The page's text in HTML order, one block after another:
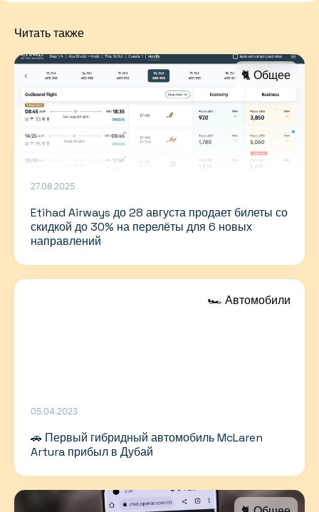
Читать также
🐈 Общее
27.08.2025
Etihad Airways до 28 августа продает билеты со
скидкой до 30% на перелёты для 6 новых
направлений
🏎 Автомобили
05.04.2023
🚗 Первый гибридный автомобиль McLaren
Artura прибыл в Дубай